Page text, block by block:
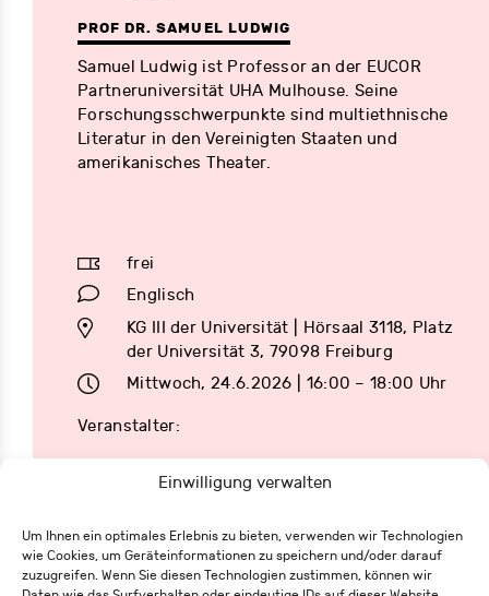
Einwilligung verwalten
Um Ihnen ein optimales Erlebnis zu bieten, verwenden wir Technologien
wie Cookies, um Geräteinformationen zu speichern und/oder darauf
zuzugreifen. Wenn Sie diesen Technologien zustimmen, können wir
PROF DR. SAMUEL LUDWIG
Samuel Ludwig ist Professor an der EUCOR
Partneruniversität UHA Mulhouse. Seine
Forschungsschwerpunkte sind multiethnische
Literatur in den Vereinigten Staaten und
amerikanisches Theater.
frei
Englisch
KG III der Universität | Hörsaal 3118, Platz
der Universität 3, 79098 Freiburg
Mittwoch, 24.6.2026 | 16:00 – 18:00 Uhr
Veranstalter:
Eisenbahnstraße 62